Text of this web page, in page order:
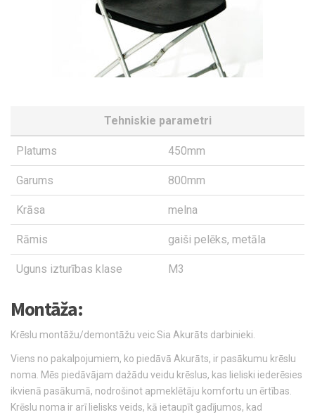
Tehniskie parametri
Platums 450mm
Garums 800mm
Krāsa melna
Rāmis gaiši pelēks, metāla
Uguns izturības klase M3
Montāža:
Krēslu montāžu/demontāžu veic Sia Akurāts darbinieki.
Viens no pakalpojumiem, ko piedāvā Akurāts, ir pasākumu krēslu
noma. Mēs piedāvājam dažādu veidu krēslus, kas lieliski iederēsies
ikvienā pasākumā, nodrošinot apmeklētāju komfortu un ērtības.
Krēslu noma ir arī lielisks veids, kā ietaupīt gadījumos, kad